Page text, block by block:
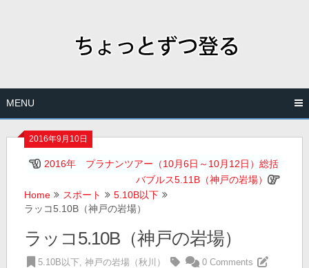
MENU
2016年9月10日
2016年 プラナンツアー（10月6日～10月12日）総括
バブルス5.11B（神戸の岩場）
Home
スポート
5.10B以下
ラッコ5.10B（神戸の岩場）
ラッコ5.10B（神戸の岩場）
5.10B以下,神戸の岩場（秋川） 0 Comments